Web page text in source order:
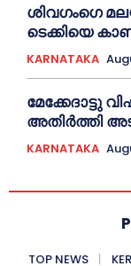
ശിവഗംഗെ
ടെക്കിയെ
KARNATAKA
മേക്കേദാട്ടു
അതിർത്തി
KARNATAKA
TOP NEWS